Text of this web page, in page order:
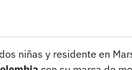
niñas y residente en